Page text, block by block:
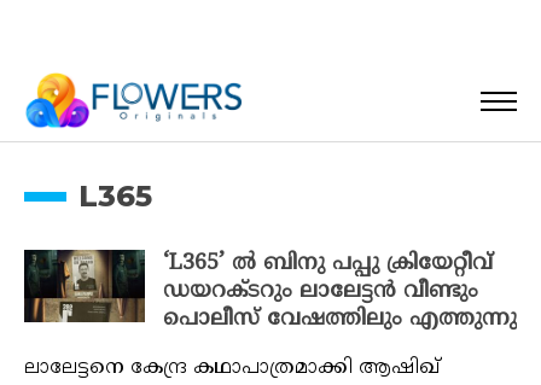
L365
‘L365’ ൽ ബിനു പപ്പു ക്രിയേറ്റീവ്
ഡയറക്ടറും ലാലേട്ടൻ വീണ്ടും
പൊലീസ് വേഷത്തിലും എത്തുന്നു
ലാലേട്ടനെ കേന്ദ്ര കഥാപാത്രമാക്കി ആഷിഖ്